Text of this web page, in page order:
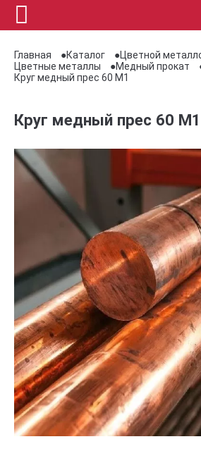
Главная Каталог
Цветной
Цветные металлы
Медный прокат
Круг медный прес 60 М1
Круг медный прес 60 М1